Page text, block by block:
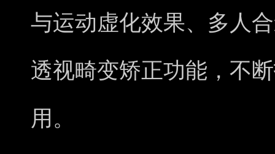
与运动虚化效果、多人
透视畸变矫正功能，不
用。